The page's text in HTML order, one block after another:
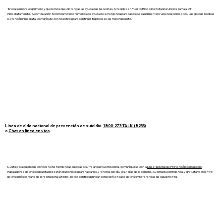
Tu vida siempre es primero y queremos que obtengas las ayuda que necesitas. Si resides en Puerto Rico o los Estados Unidos, llama al 911
inmediatamente. A continuación te brindamos los números de ayuda de emergencia para casos de salud mental o violencia doméstica. Luego que recibas
la atención inmediata, comunícate con nosotros para continuar tu proceso de mejoramiento.
Línea de vida nacional de prevención de suicidio.1800-273-TALK (8255)
o Chat en línea en vivo.
Si usted o alguien que conoce tiene tendencias suicidas o sufre angustia emocional, comuníquese con laLínea Nacional de Prevención del Suicidio.
Trabajadores de crisis capacitados están disponibles para hablar las 24 horas del día, los 7 días de la semana. Su llamada confidencial y gratuita va al centro
de crisis más cercano de la red nacional Lifeline. Estos centros brindan consejería en caso de crisis y referencias de salud mental.